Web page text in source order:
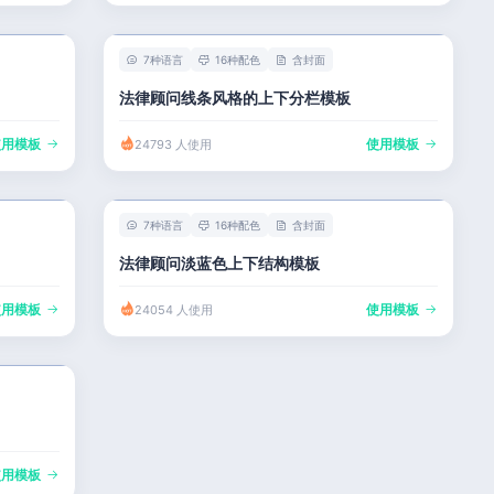
模板
7种语言 16种配色 含封面
法律顾问线条风格的上下分栏模板
24793 人使用 使用模板
模板
7种语言 16种配色 含封面
法律顾问淡蓝色上下结构模板
24054 人使用 使用模板
模板